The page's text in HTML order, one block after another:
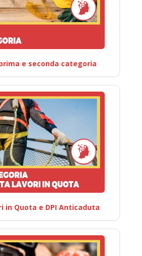
e seconda categoria
in Quota e DPI Anticaduta